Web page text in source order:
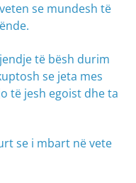
se mundesh të
të bësh durim
se jeta mes
të jesh egoist dhe ta
se i mbart në vete